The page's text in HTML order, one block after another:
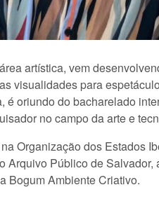
artística, vem
visualidades para
é oriundo do bacharelado
no campo da arte e
Organização dos Estados
Arquivo Público de
Bogum Ambiente Criativo.